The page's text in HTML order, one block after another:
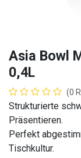
Asia Bowl
0,4L
(0
Strukturierte
Präsentieren.
Perfekt
Tischkultur.